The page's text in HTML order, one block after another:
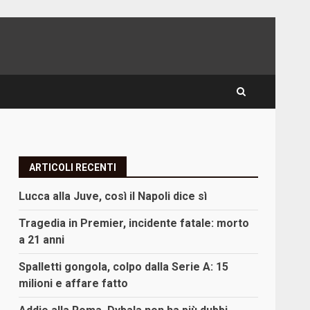
ARTICOLI RECENTI
Lucca alla Juve, così il Napoli dice sì
Tragedia in Premier, incidente fatale: morto
a 21 anni
Spalletti gongola, colpo dalla Serie A: 15
milioni e affare fatto